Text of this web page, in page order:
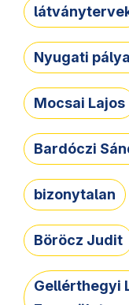
Nyugati
Mocsai Lajos
Bardóczi
bizonytalan
Böröcz Judit
Gellérthegyi